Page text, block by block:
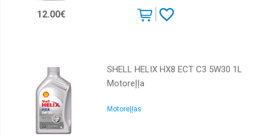
12.00€
SHELL HELIX HX8 ECT C3 5W30 1L
Motoreļļa
Motoreļļas